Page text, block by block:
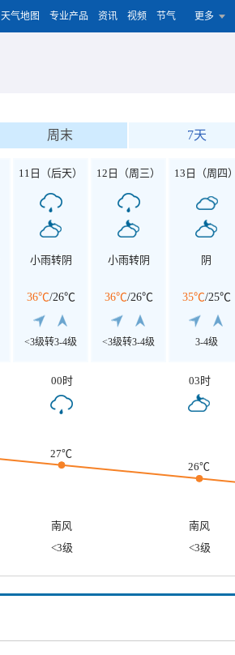
天气地图 专业产品 资讯 视频 节气 更多
周末 7天
11日（后天）
小雨转阴
36℃/26℃
<3级转3-4级
12日（周三）
小雨转阴
36℃/26℃
<3级转3-4级
13日（周四）
阴
35℃/25℃
3-4级
00时 03时
27℃
26℃
南风 南风
<3级 <3级